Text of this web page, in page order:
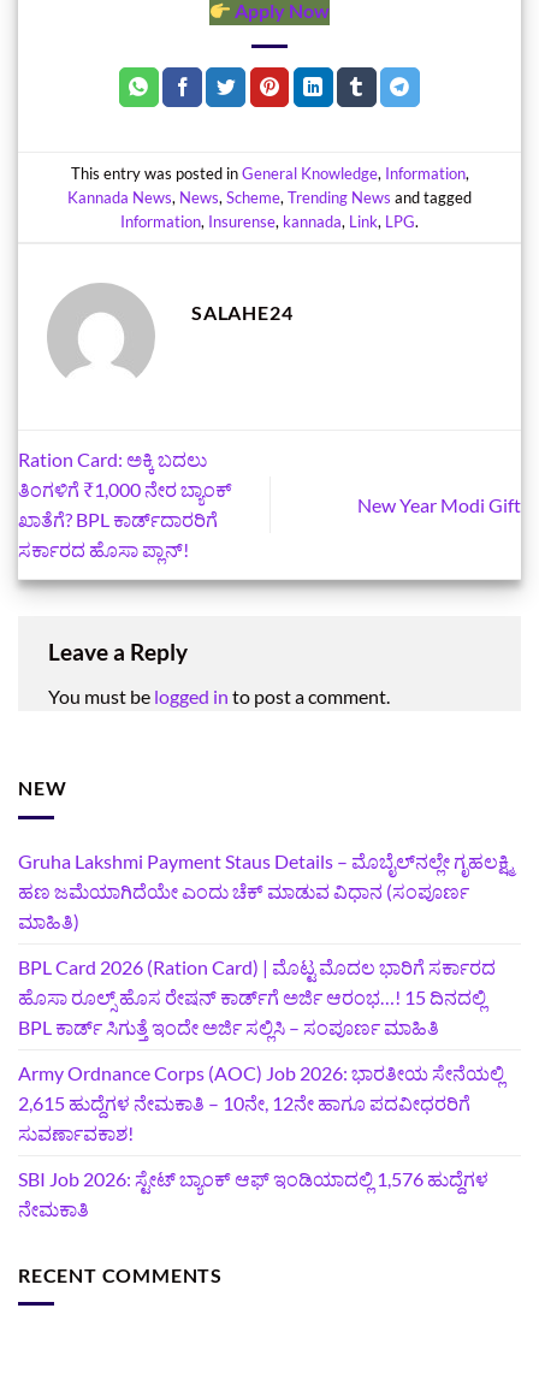
Apply Now
This entry was posted inGeneral Knowledge, Information,
Kannada News, News, Scheme, Trending News and tagged
Information, Insurense, kannada, Link, LPG.
SALAHE24
Ration Card: ಅಕ್ಕಿ ಬದಲು
ತಿಂಗಳಿಗೆ ₹1,000 ನೇರ ಬ್ಯಾಂಕ್
ಖಾತೆಗೆ? BPL ಕಾರ್ಡ್‌ದಾರರಿಗೆ
ಸರ್ಕಾರದ ಹೊಸಾ ಪ್ಲಾನ್!
New Year Modi Gift
Leave a Reply
You must be logged in to post a comment.
NEW
Gruha Lakshmi Payment Staus Details – ಮೊಬೈಲ್‌ನಲ್ಲೇ ಗೃಹಲಕ್ಷ್ಮಿ
ಹಣ ಜಮೆಯಾಗಿದೆಯೇ ಎಂದು ಚೆಕ್ ಮಾಡುವ ವಿಧಾನ (ಸಂಪೂರ್ಣ
ಮಾಹಿತಿ)
BPL Card 2026 (Ration Card) | ಮೊಟ್ಟ ಮೊದಲ ಭಾರಿಗೆ ಸರ್ಕಾರದ
ಹೊಸಾ ರೂಲ್ಸ್ ಹೊಸ ರೇಷನ್ ಕಾರ್ಡ್‌ಗೆ ಅರ್ಜಿ ಆರಂಭ…! 15 ದಿನದಲ್ಲಿ
BPL ಕಾರ್ಡ್ ಸಿಗುತ್ತೆ ಇಂದೇ ಅರ್ಜಿ ಸಲ್ಲಿಸಿ – ಸಂಪೂರ್ಣ ಮಾಹಿತಿ
Army Ordnance Corps (AOC) Job 2026: ಭಾರತೀಯ ಸೇನೆಯಲ್ಲಿ
2,615 ಹುದ್ದೆಗಳ ನೇಮಕಾತಿ – 10ನೇ, 12ನೇ ಹಾಗೂ ಪದವೀಧರರಿಗೆ
ಸುವರ್ಣಾವಕಾಶ!
SBI Job 2026: ಸ್ಟೇಟ್ ಬ್ಯಾಂಕ್ ಆಫ್ ಇಂಡಿಯಾದಲ್ಲಿ 1,576 ಹುದ್ದೆಗಳ
ನೇಮಕಾತಿ
RECENT COMMENTS